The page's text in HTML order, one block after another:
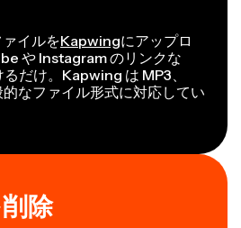
イルをKapwingにアップロ
や Instagram のリンクな
だけ。Kapwing は MP3、
なファイル形式に対応してい
除